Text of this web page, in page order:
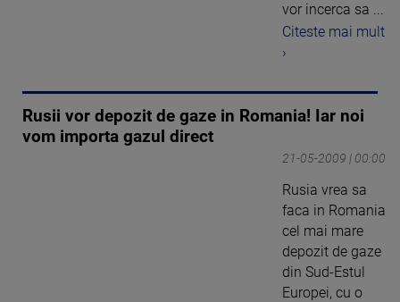
vor incerca sa ...
Citeste mai mult
›
Rusii vor depozit de gaze in Romania! Iar noi
vom importa gazul direct
21-05-2009 | 00:00
Rusia vrea sa
faca in Romania
cel mai mare
depozit de gaze
din Sud-Estul
Europei, cu o